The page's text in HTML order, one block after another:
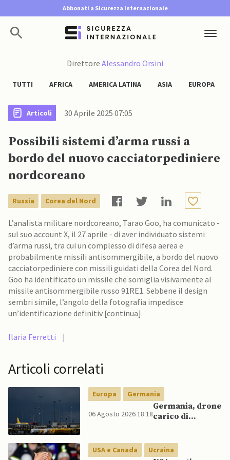
Abbonati a Sicurezza Internazionale
Direttore Alessandro Orsini
TUTTI AFRICA AMERICA LATINA ASIA EUROPA
Articoli 30 Aprile 2025 07:05
Possibili sistemi d’arma russi a
bordo del nuovo cacciatorpediniere
nordcoreano
Russia Corea del Nord
L’analista militare nordcoreano, Tarao Goo, ha comunicato -
sul suo account X, il 27 aprile - di aver individuato sistemi
d’arma russi, tra cui un complesso di difesa aerea e
probabilmente missili antisommergibile, a bordo del nuovo
cacciatorpediniere con missili guidati della Corea del Nord.
Goo ha identificato un missile che somiglia visivamente al
missile antisommergibile russo 91RE1. Sebbene il design
sembri simile, l’angolo della fotografia impedisce
un’identificazione definitiv [continua]
Ilaria Ferretti |
Articoli correlati
Europa Germania
06 Agosto 2026 18:18
Germania, drone
carico di
Interno:
“Potrebbe
USA e Canada Ucraina